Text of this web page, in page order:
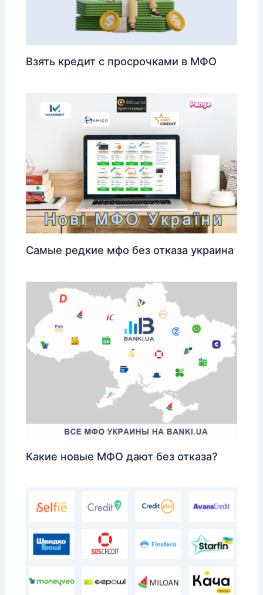
Взять кредит с просрочками в МФО
Самые редкие мфо без отказа украина
Какие новые МФО дают без отказа?